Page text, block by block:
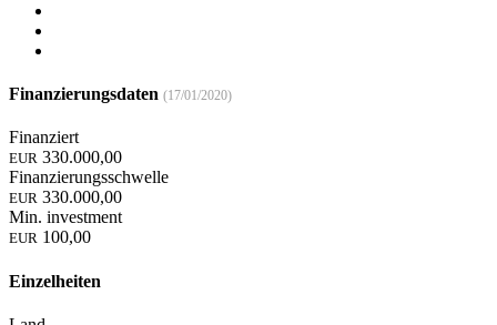
Finanzierungsdaten (17/01/2020)
Finanziert
EUR 330.000,00
Finanzierungsschwelle
EUR 330.000,00
Min. investment
EUR 100,00
Einzelheiten